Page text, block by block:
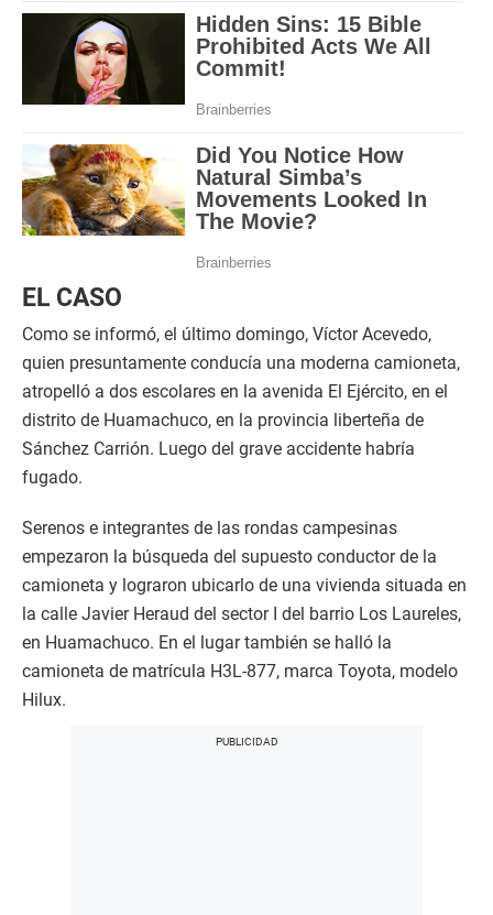
EL CASO
Como se informó, el último domingo, Víctor Acevedo,
quien presuntamente conducía una moderna camioneta,
atropelló a dos escolares en la avenida El Ejército, en el
distrito de Huamachuco, en la provincia liberteña de
Sánchez Carrión. Luego del grave accidente habría
fugado.
Serenos e integrantes de las rondas campesinas
empezaron la búsqueda del supuesto conductor de la
camioneta y lograron ubicarlo de una vivienda situada en
la calle Javier Heraud del sector I del barrio Los Laureles,
en Huamachuco. En el lugar también se halló la
camioneta de matrícula H3L-877, marca Toyota, modelo
Hilux.